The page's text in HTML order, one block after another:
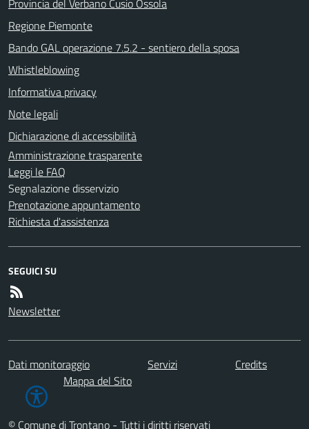
Regione Piemonte
Bando GAL operazione 7.5.2 - sentiero della sposa
Whistleblowing
Informativa privacy
Note legali
Dichiarazione di accessibilità
Amministrazione trasparente
Leggi le FAQ
Segnalazione disservizio
Prenotazione appuntamento
Richiesta d'assistenza
SEGUICI SU
Newsletter
Dati monitoraggio Servizi
Credits
Mappa del Sito
© Comune di Trontano - Tutti i diritti riservati